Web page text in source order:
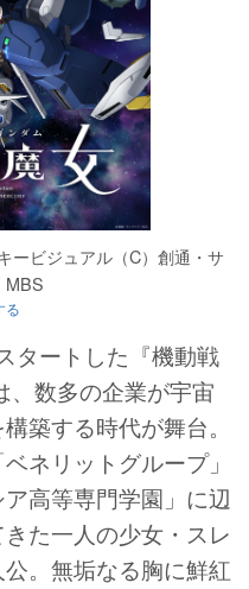
ービジュアル（C）創通・サ
MBS
る
タートした『機動戦
、数多の企業が宇宙
築する時代が舞台。
ネリットグループ」
高等専門学園」に辺
た一人の少女・スレ
。無垢なる胸に鮮紅